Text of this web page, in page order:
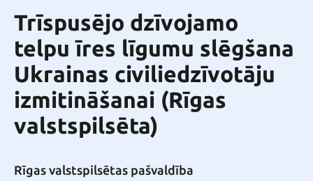
Trīspusējo dzīvojamo
telpu īres līgumu slēgšana
Ukrainas civiliedzīvotāju
izmitināšanai (Rīgas
valstspilsēta)
Rīgas valstspilsētas pašvaldība